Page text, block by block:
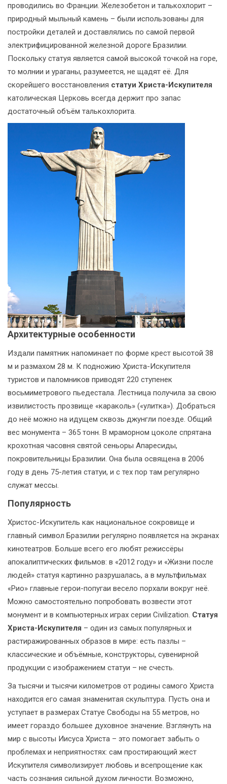
проводились во Франции. Железобетон и талькохлорит –
природный мыльный камень – были использованы для
постройки деталей и доставлялись по самой первой
электрифицированной железной дороге Бразилии.
Поскольку статуя является самой высокой точкой на горе,
то молнии и ураганы, разумеется, не щадят её. Для
скорейшего восстановления статуи Христа-Искупителя
католическая Церковь всегда держит про запас
достаточный объём талькохлорита.
Архитектурные особенности
Издали памятник напоминает по форме крест высотой 38
м и размахом 28 м. К подножию Христа-Искупителя
туристов и паломников приводят 220 ступенек
восьмиметрового пьедестала. Лестница получила за свою
извилистость прозвище «караколь» («улитка»). Добраться
до неё можно на идущем сквозь джунгли поезде. Общий
вес монумента – 365 тонн. В мраморном цоколе спрятана
крохотная часовня святой сеньоры Апаресиды,
покровительницы Бразилии. Она была освящена в 2006
году в день 75-летия статуи, и с тех пор там регулярно
служат мессы.
Популярность
Христос-Искупитель как национальное сокровище и
главный символ Бразилии регулярно появляется на экранах
кинотеатров. Больше всего его любят режиссёры
апокалиптических фильмов: в «2012 году» и «Жизни после
людей» статуя картинно разрушалась, а в мультфильмах
«Рио» главные герои-попугаи весело порхали вокруг неё.
Можно самостоятельно попробовать возвести этот
монумент и в компьютерных играх серии Civilization. Статуя
Христа-Искупителя – один из самых популярных и
растиражированных образов в мире: есть пазлы –
классические и объёмные, конструкторы, сувенирной
продукции с изображением статуи – не счесть.
За тысячи и тысячи километров от родины самого Христа
находится его самая знаменитая скульптура. Пусть она и
уступает в размерах Статуе Свободы на 55 метров, но
имеет гораздо большее духовное значение. Взглянуть на
мир с высоты Иисуса Христа – это помогает забыть о
проблемах и неприятностях: сам простирающий жест
Искупителя символизирует любовь и всепрощение как
часть сознания сильной духом личности. Возможно,